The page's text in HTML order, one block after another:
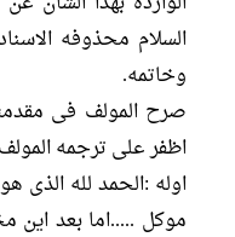
السلام محذوفه
وخاتمه.
صرح المولف فی
اظفر علی ترجمه
اوله :الحمد لله الذی
موکل .....اما بعد